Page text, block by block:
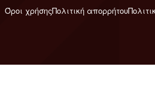
Όροι χρήσηςΠολιτική απορρήτου